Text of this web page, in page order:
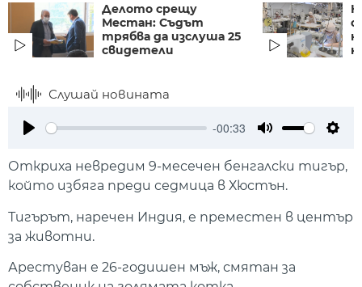
Делото срещу
Местан: Съдът
трябва да изслуша 25
свидетели
Слушай новината
-00:33
Откриха невредим 9-месечен бенгалски тигър,
който избяга преди седмица в Хюстън.
Тигърът, наречен Индия, е преместен в център
за животни.
Арестуван е 26-годишен мъж, смятан за